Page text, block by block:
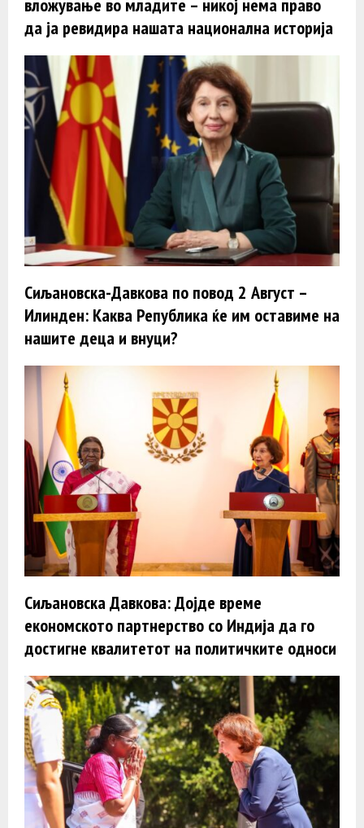
вложување во младите – никој нема право
да ја ревидира нашата национална историја
Сиљановска-Давкова по повод 2 Август –
Илинден: Каква Република ќе им оставиме на
нашите деца и внуци?
Сиљановска Давкова: Дојде време
економското партнерство со Индија да го
достигне квалитетот на политичките односи